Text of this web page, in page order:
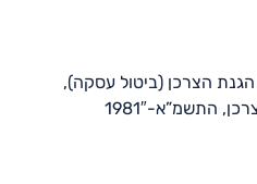
הצרכן (ביטול עסקה),